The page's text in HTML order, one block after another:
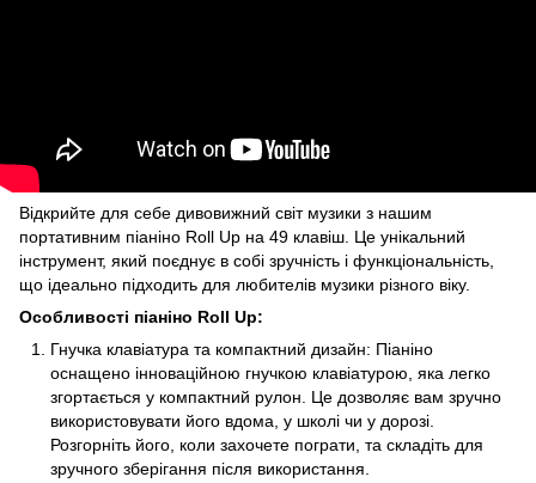
Відкрийте для себе дивовижний світ музики з нашим
портативним піаніно Roll Up на 49 клавіш. Це унікальний
інструмент, який поєднує в собі зручність і функціональність,
що ідеально підходить для любителів музики різного віку.
Особливості піаніно Roll Up:
Гнучка клавіатура та компактний дизайн: Піаніно
оснащено інноваційною гнучкою клавіатурою, яка легко
згортається у компактний рулон. Це дозволяє вам зручно
використовувати його вдома, у школі чи у дорозі.
Розгорніть його, коли захочете пограти, та складіть для
зручного зберігання після використання.